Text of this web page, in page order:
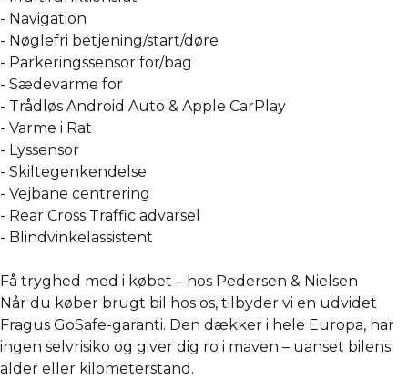
- Navigation
- Nøglefri betjening/start/døre
- Parkeringssensor for/bag
- Sædevarme for
- Trådløs Android Auto & Apple CarPlay
- Varme i Rat
- Lyssensor
- Skiltegenkendelse
- Vejbane centrering
- Rear Cross Traffic advarsel
- Blindvinkelassistent
Få tryghed med i købet – hos Pedersen & Nielsen
Når du køber brugt bil hos os, tilbyder vi en udvidet
Fragus GoSafe-garanti. Den dækker i hele Europa, har
ingen selvrisiko og giver dig ro i maven – uanset bilens
alder eller kilometerstand.